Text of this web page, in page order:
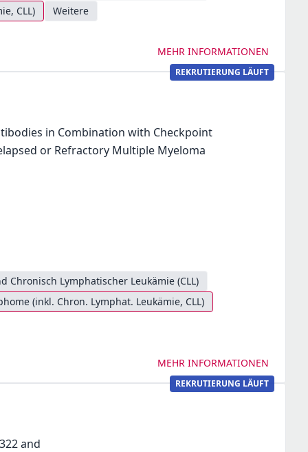
CLL)
Weitere
MEHR INFORMATIONEN
REKRUTIERUNG LÄUFT
in Combination with Checkpoint
or Refractory Multiple Myeloma
Lymphatischer Leukämie (CLL)
(inkl. Chron. Lymphat. Leukämie, CLL)
MEHR INFORMATIONEN
REKRUTIERUNG LÄUFT
and